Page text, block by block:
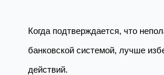
Когда подтверждается, что
банковской системой, лучше
действий.